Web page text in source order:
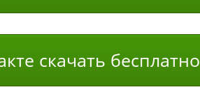
скачать бесплатно